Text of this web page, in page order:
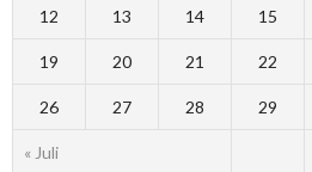
« Juli
12 13 14 15
19 20 21 22
26 27 28 29